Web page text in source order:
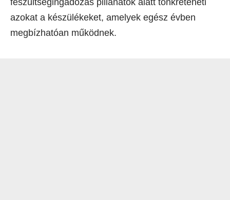
feszültségingadozás pillanatok alatt tönkreteheti
azokat a készülékeket, amelyek egész évben
megbízhatóan működnek.